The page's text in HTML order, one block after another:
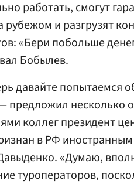
работать, смогут
рубежом и разгрузят
«Бери побольше
Бобылев.
давайте попытаемся
предложил несколько
коллег президент
в РФ
«Думаю,
туроператоров,